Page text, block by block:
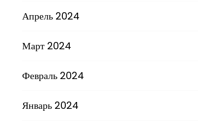
Апрель 2024
Март 2024
Февраль 2024
Январь 2024